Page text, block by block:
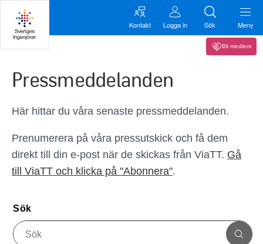
Kontakt Logga in Sök Meny
Bli medlem
Pressmeddelanden
Här hittar du våra senaste pressmeddelanden.
Prenumerera på våra pressutskick och få dem
direkt till din e-post när de skickas från ViaTT. Gå
till ViaTT och klicka på "Abonnera".
Sök